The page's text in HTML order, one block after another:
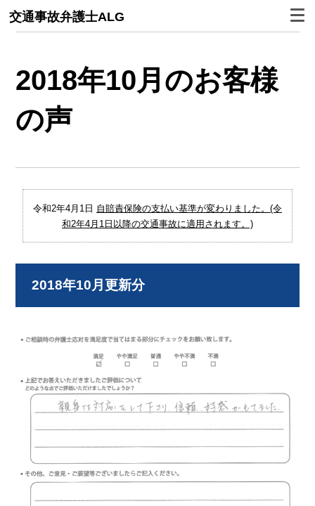
交通事故弁護士ALG
2018年10月のお客様
の声
令和2年4月1日 自賠責保険の支払い基準が変わりました。(令
和2年4月1日以降の交通事故に適用されます。)
2018年10月更新分